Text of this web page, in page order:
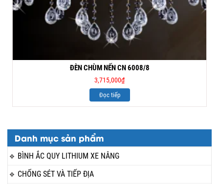
Danh mục sản phẩm
BÌNH ẮC QUY LITHIUM XE NÂNG
CHỐNG SÉT VÀ TIẾP ĐỊA
ĐÈN CHÙM NẾN CN 6008/8
3,715,000₫
Đọc tiếp